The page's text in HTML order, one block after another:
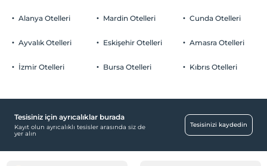
Otopark
Ücretsiz Halka Açık Otopark
Havuz
2 yaşına kadar olan bebekler ücretsizdir.
Alanya Otelleri
Ayvalık Otelleri
İzmir Otelleri
Mardin Otelleri
Eskişehir Otelleri
Bursa Otelleri
Cunda Otelleri
Amasra Otelleri
Kıbrıs Otelleri
Tesisiniz için ayrıcalıklar burada
Kayıt olun ayrıcalıklı tesisler arasında siz de
yer alın
Tesisinizi kaydedin